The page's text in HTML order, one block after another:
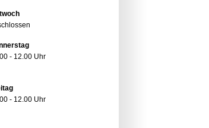
- 12.00 Uhr
- 12.00 Uhr